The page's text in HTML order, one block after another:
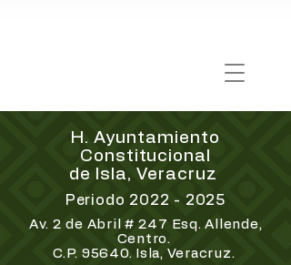
H. Ayuntamiento
Constitucional
de Isla, Veracruz
Periodo 2022 - 2025
Av. 2 de Abril # 247 Esq. Allende,
Centro.
C.P. 95640. Isla, Veracruz.